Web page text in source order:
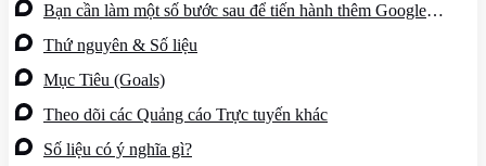
Bạn cần làm một số bước sau để tiến hành thêm Google
analytics vào website
Thứ nguyên & Số liệu
Mục Tiêu (Goals)
Theo dõi các Quảng cáo Trực tuyến khác
Số liệu có ý nghĩa gì?